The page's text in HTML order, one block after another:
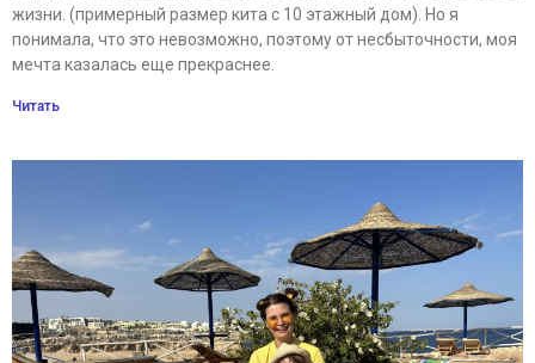
жизни. (примерный размер кита с 10 этажный дом). Но я
понимала, что это невозможно, поэтому от несбыточности, моя
мечта казалась еще прекраснее.
Читать